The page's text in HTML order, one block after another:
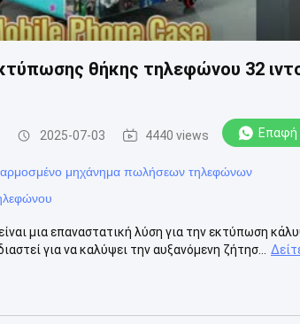
θήκης τηλεφώνου 32
2025-07-03 4440 views
μηχάνημα πωλήσεων τηλεφώνων
μια επαναστατική λύση για την εκτύπωση
για να καλύψει την αυξανόμενη ζήτησ...